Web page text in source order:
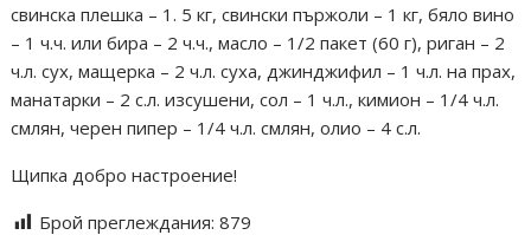
свинска плешка – 1. 5 кг, свински пържоли – 1 кг, бяло вино
– 1 ч.ч. или бира – 2 ч.ч., масло – 1/2 пакет (60 г), риган – 2
ч.л. сух, мащерка – 2 ч.л. суха, джинджифил – 1 ч.л. на прах,
манатарки – 2 с.л. изсушени, сол – 1 ч.л., кимион – 1/4 ч.л.
смлян, черен пипер – 1/4 ч.л. смлян, олио – 4 с.л.
Щипка добро настроение!
Брой преглеждания: 879